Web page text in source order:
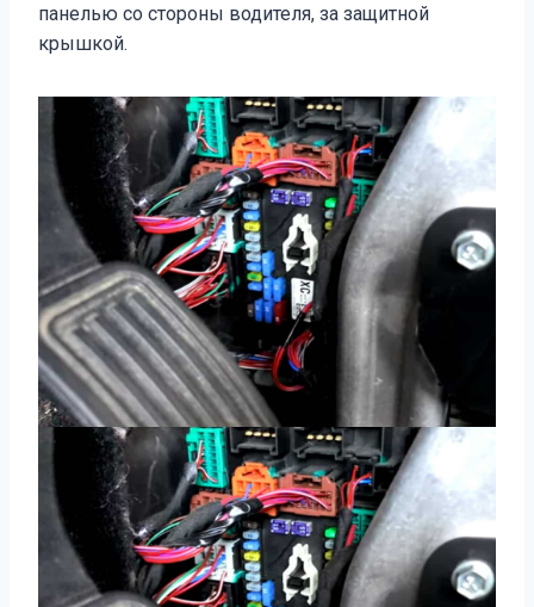
панелью со стороны водителя, за защитной
крышкой.